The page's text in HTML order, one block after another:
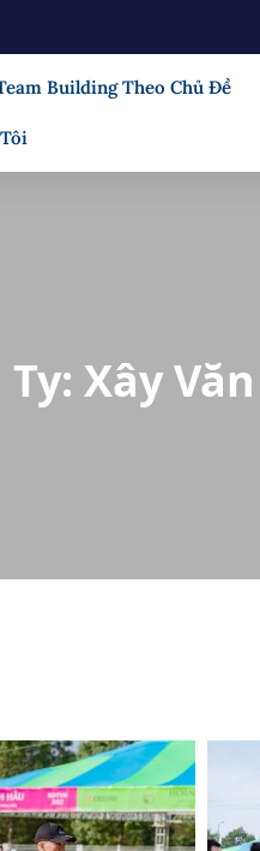
Building Theo Chủ Đề
Xây